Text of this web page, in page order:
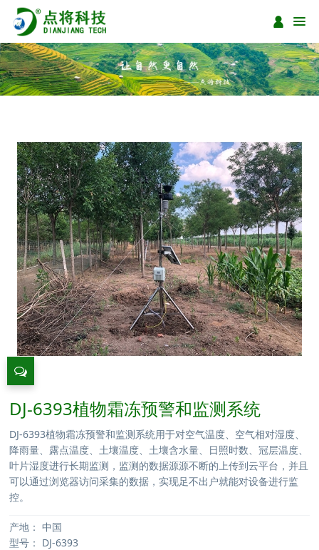
DJ-6393植物霜冻预警和监测系统
DJ-6393植物霜冻预警和监测系统用于对空气温度、空气相对湿度、
降雨量、露点温度、土壤温度、土壤含水量、日照时数、冠层温度、
叶片湿度进行长期监测，监测的数据源源不断的上传到云平台，并且
可以通过浏览器访问采集的数据，实现足不出户就能对设备进行监
控。
产地： 中国
型号： DJ-6393